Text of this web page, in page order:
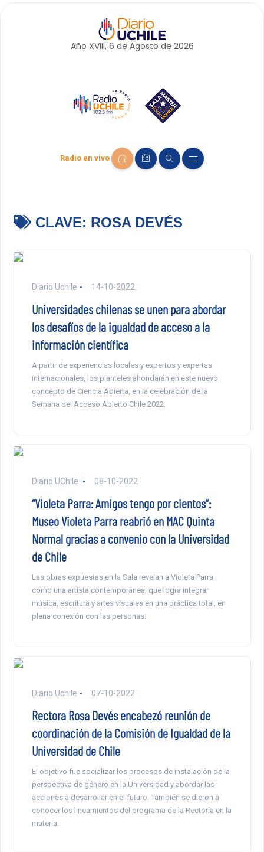
Año XVIII, 6 de Agosto de 2026
Radio en vivo
CLAVE: ROSA DEVÉS
Diario Uchile 14-10-2022
Universidades chilenas se unen para abordar
los desafíos de la igualdad de acceso a la
información científica
A partir de experiencias locales y expertos y expertas
internacionales, los planteles ahondarán en este nuevo
concepto de Ciencia Abierta, en la celebración de la
Semana del Acceso Abierto Chile 2022.
Diario UChile 08-10-2022
“Violeta Parra: Amigos tengo por cientos”:
Museo Violeta Parra reabrió en MAC Quinta
Normal gracias a convenio con la Universidad
de Chile
Las obras expuestas en la Sala revelan a Violeta Parra
como una artista contemporánea, que logra integrar
música, escritura y artes visuales en una práctica total, en
plena conexión con las personas.
Diario Uchile 07-10-2022
Rectora Rosa Devés encabezó reunión de
coordinación de la Comisión de Igualdad de la
Universidad de Chile
El objetivo fue socializar los procesos de instalación de la
perspectiva de género en la Universidad y abordar las
acciones a desarrollar en el futuro. También se dieron a
conocer los lineamientos del programa de la Rectoría en la
materia.